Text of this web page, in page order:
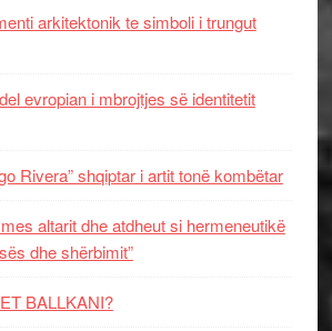
arkitektonik te simboli i trungut
evropian i mbrojtjes së identitetit
Rivera” shqiptar i artit tonë kombëtar
altarit dhe atdheut si hermeneutikë
dhe shërbimit”
BALLKANI?